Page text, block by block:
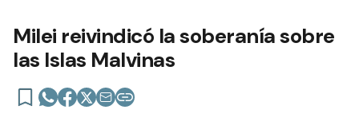
Milei reivindicó la soberanía sobre
las Islas Malvinas